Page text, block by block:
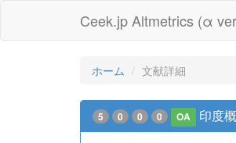
Ceek.jp Altmetrics (α
ホーム 文献詳細
5 0 0 0 OA 印度